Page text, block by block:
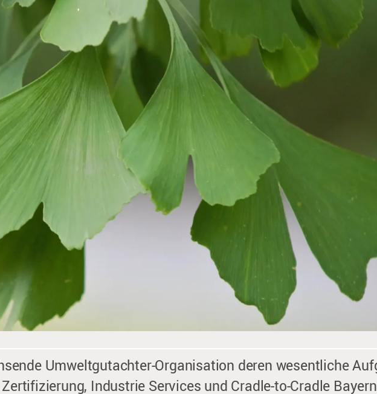
Umweltgutachter-Organisation deren wesentliche
Industrie Services und Cradle-to-Cradle